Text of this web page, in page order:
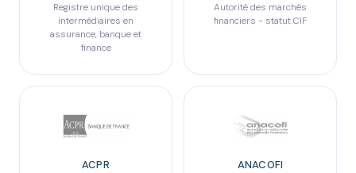
Registre unique des
intermédiaires en
assurance, banque et
finance
Autorité des marchés
financiers - statut CIF
ACPR ANACOFI